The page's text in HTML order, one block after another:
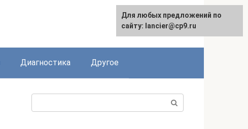
Диагностика Другое
Для любых предложений по
сайту: lancier@cp9.ru